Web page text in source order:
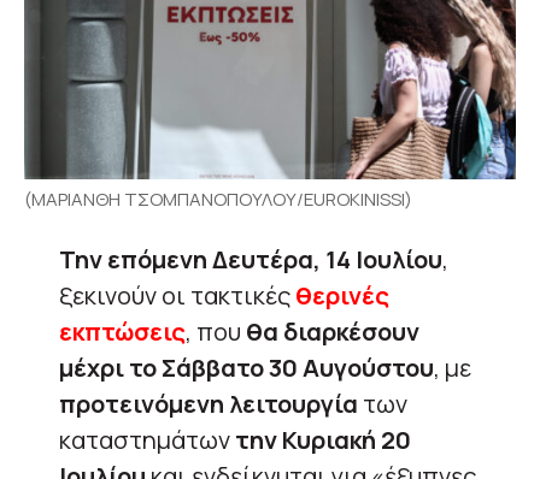
(ΜΑΡΙΑΝΘΗ ΤΣΟΜΠΑΝΟΠΟΥΛΟΥ/EUROKINISSI)
Την επόμενη Δευτέρα, 14 Ιουλίου,
ξεκινούν οι τακτικέςθερινές
εκπτώσεις, που θα διαρκέσουν
μέχρι το Σάββατο 30 Αυγούστου, με
προτεινόμενη λειτουργία των
καταστημάτωντην Κυριακή 20